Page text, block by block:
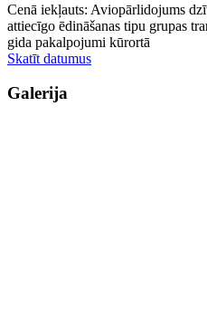
Cenā iekļauts: Aviopārlidojums
attiecīgo ēdināšanas tipu grupas
gida pakalpojumi kūrortā
Skatīt datumus
Galerija